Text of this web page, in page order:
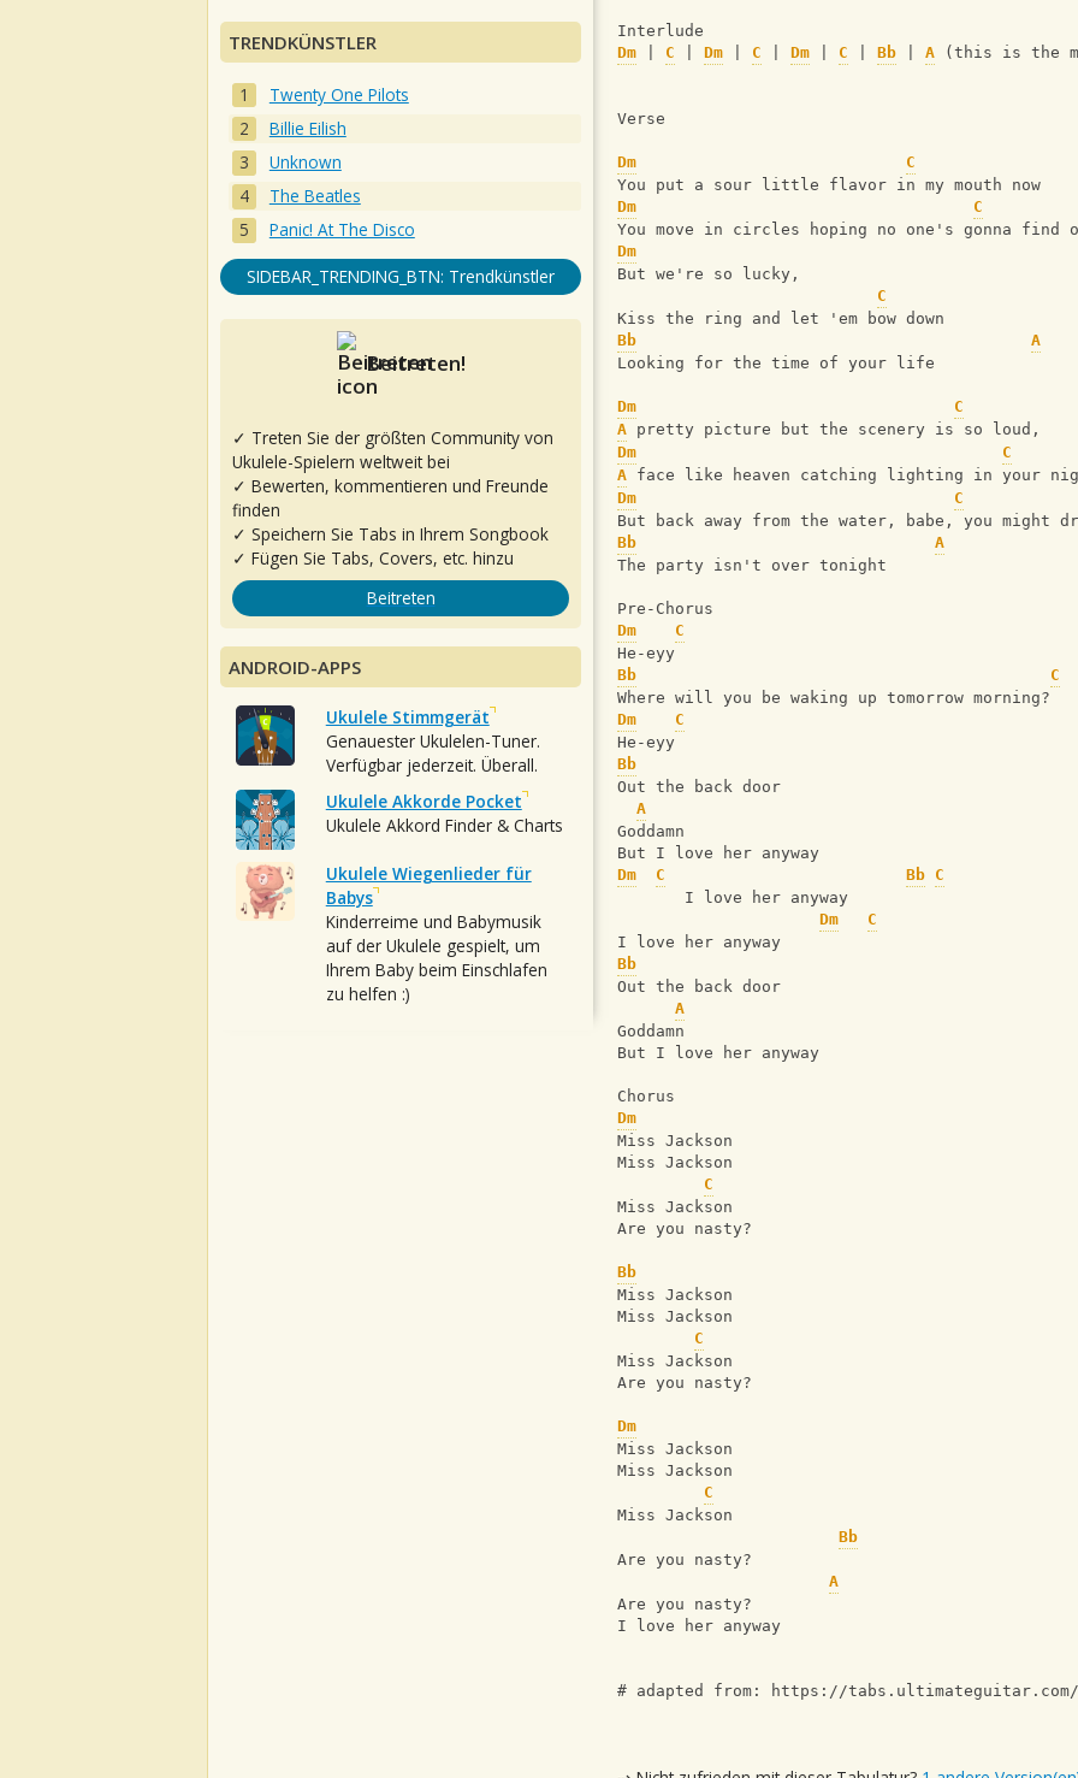
Interlude
Dm
C Dm C Dm C Bb A (this is the
Verse
Dm
C
You put a sour little flavor in my mouth now
Dm
C
You move in circles hoping no one's gonna find
Dm
But we're so lucky,
C
Kiss the ring and let 'em bow down
Bb
A
Looking for the time of your life
Dm
C
A pretty picture but the scenery is so loud,
Dm
C
A face like heaven catching lighting in your
Dm
C
But back away from the water, babe, you might
Bb
A
The party isn't over tonight
Pre-Chorus
Dm
C
He-eyy
Bb
C
Where will you be waking up tomorrow morning?
Dm
C
He-eyy
Bb
Out the back door
A
Goddamn
But I love her anyway
Dm
C Bb C
       I love her anyway
Dm
C
I love her anyway
Bb
Out the back door
A
Goddamn
But I love her anyway
Chorus
Dm
Miss Jackson
Miss Jackson
C
Miss Jackson
Are you nasty?
Bb
Miss Jackson
Miss Jackson
C
Miss Jackson
Are you nasty?
Dm
Miss Jackson
Miss Jackson
C
Miss Jackson
Bb
Are you nasty?
A
Are you nasty?
I love her anyway
# adapted from: https://tabs.ultimateguitar.com/
TRENDKÜNSTLER
Twenty One Pilots
Billie Eilish
Unknown
The Beatles
Panic! At The Disco
SIDEBAR_TRENDING_BTN: Trendkünstler
Beitreten!
✓ Treten Sie der größten Community von
Ukulele-Spielern weltweit bei
✓ Bewerten, kommentieren und Freunde
finden
✓ Speichern Sie Tabs in Ihrem Songbook
✓ Fügen Sie Tabs, Covers, etc. hinzu
Beitreten
ANDROID-APPS
Ukulele Stimmgerät
Genauester Ukulelen-Tuner.
Verfügbar jederzeit. Überall.
Ukulele Akkorde Pocket
Ukulele Akkord Finder & Charts
Ukulele Wiegenlieder für
Babys
Kinderreime und Babymusik
auf der Ukulele gespielt, um
Ihrem Baby beim Einschlafen
zu helfen :)